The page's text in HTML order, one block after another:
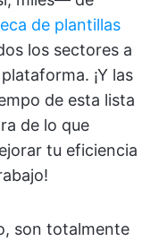
de plantillas
los sectores a
¡Y las
de esta lista
de lo que
tu eficiencia
son totalmente